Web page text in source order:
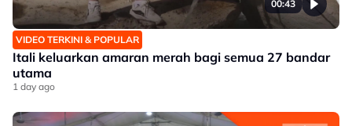
00:43
VIDEO TERKINI & POPULAR
Itali keluarkan amaran merah bagi semua 27 bandar
utama
1 day ago